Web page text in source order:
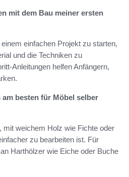
mit dem Bau meiner ersten
einfachen Projekt zu starten,
und die Techniken zu
Anleitungen helfen Anfängern,
besten für Möbel selber
mit weichem Holz wie Fichte oder
zu bearbeiten ist. Für
Harthölzer wie Eiche oder Buche